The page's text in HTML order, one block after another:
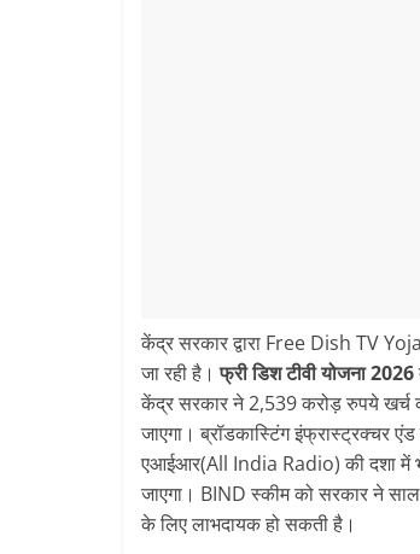
केंद्र सरकार द्वारा Free Dish TV
जा रही है।फ्री डिश टीवी योजना 2026
केंद्र सरकार ने 2,539 करोड़ रुपये खर्च
जाएगा। ब्रॉडकास्टिंग इंफ्रास्ट्रक्चर
एआईआर(All India Radio) की दशा में
जाएगा। BIND स्कीम को सरकार ने
के लिए लाभदायक हो सकती है।